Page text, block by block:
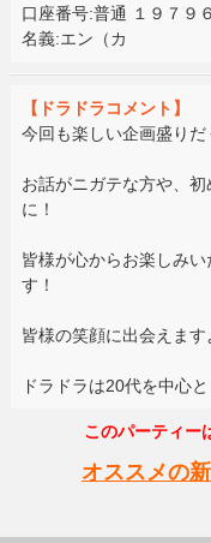
口座番号:普通 １９７９
名義:エン（カ
【ドラドラコメント】
今回も楽しい企画盛りだ
お話がニガテな方や、
に！
皆様が心からお楽しみ
す！
皆様の笑顔に出会えま
ドラドラは20代を中心
このパーティー
オススメの